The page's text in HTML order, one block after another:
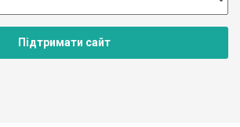
Підтримати сайт